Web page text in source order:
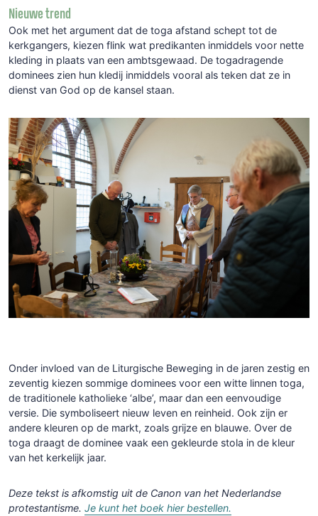
Nieuwe trend
Ook met het argument dat de toga afstand schept tot de
kerkgangers, kiezen flink wat predikanten inmiddels voor nette
kleding in plaats van een ambtsgewaad. De togadragende
dominees zien hun kledij inmiddels vooral als teken dat ze in
dienst van God op de kansel staan.
Onder invloed van de Liturgische Beweging in de jaren zestig en
zeventig kiezen sommige dominees voor een witte linnen toga,
de traditionele katholieke ‘albe’, maar dan een eenvoudige
versie. Die symboliseert nieuw leven en reinheid. Ook zijn er
andere kleuren op de markt, zoals grijze en blauwe. Over de
toga draagt de dominee vaak een gekleurde stola in de kleur
van het kerkelijk jaar.
Deze tekst is afkomstig uit de Canon van het Nederlandse
protestantisme. Je kunt het boek hier bestellen.